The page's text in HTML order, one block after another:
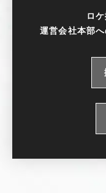
ロ
運営会社本部